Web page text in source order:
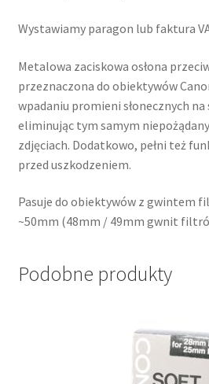
Wystawiamy paragon lub faktura
Metalowa zaciskowa osłona
przeznaczona do obiektywów
wpadaniu promieni słonecznych
eliminując tym samym
zdjęciach. Dodatkowo, pełni też
przed uszkodzeniem.
Pasuje do obiektywów z gwintem
~50mm (48mm / 49mm gwnit
Podobne produkty